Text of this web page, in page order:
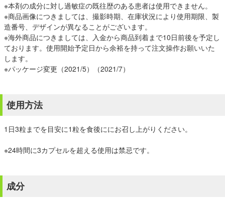
※本剤の成分に対し過敏症の既往歴のある患者は使用できません。
※商品画像につきましては、撮影時期、在庫状況により使用期限、製
造番号、デザインが異なることがございます。
※海外商品につきましては、入金から商品到着まで10日前後を予定し
ております。使用開始予定日から余裕を持って注文操作お願いいた
します。
※パッケージ変更（2021/5）（2021/7）
使用方法
1日3粒までを目安に1粒を食後ににお召し上がりください。
※24時間に3カプセルを超える使用は禁忌です。
成分